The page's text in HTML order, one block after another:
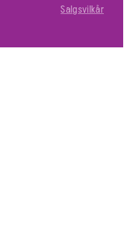
Salgsvilkår